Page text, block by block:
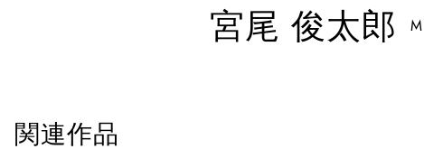
宮尾 俊太郎
関連作品